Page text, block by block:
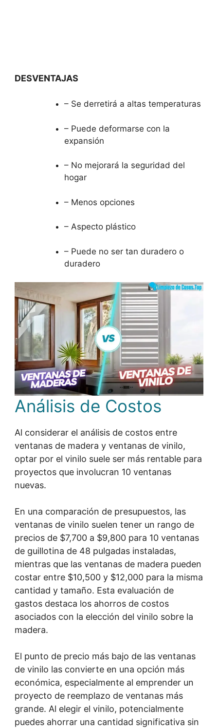
DESVENTAJAS
– Se derretirá a altas temperaturas
– Puede deformarse con la
expansión
– No mejorará la seguridad del
hogar
– Menos opciones
– Aspecto plástico
– Puede no ser tan duradero o
duradero
Análisis de Costos
Al considerar el análisis de costos entre
ventanas de madera y ventanas de vinilo,
optar por el vinilo suele ser más rentable para
proyectos que involucran 10 ventanas
nuevas.
En una comparación de presupuestos, las
ventanas de vinilo suelen tener un rango de
precios de $7,700 a $9,800 para 10 ventanas
de guillotina de 48 pulgadas instaladas,
mientras que las ventanas de madera pueden
costar entre $10,500 y $12,000 para la misma
cantidad y tamaño. Esta evaluación de
gastos destaca los ahorros de costos
asociados con la elección del vinilo sobre la
madera.
El punto de precio más bajo de las ventanas
de vinilo las convierte en una opción más
económica, especialmente al emprender un
proyecto de reemplazo de ventanas más
grande. Al elegir el vinilo, potencialmente
puedes ahorrar una cantidad significativa sin